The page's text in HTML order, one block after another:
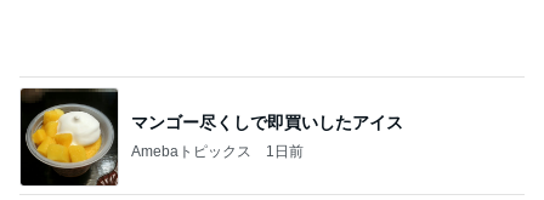
マンゴー尽くしで即買いしたアイス
Amebaトピックス 1日前